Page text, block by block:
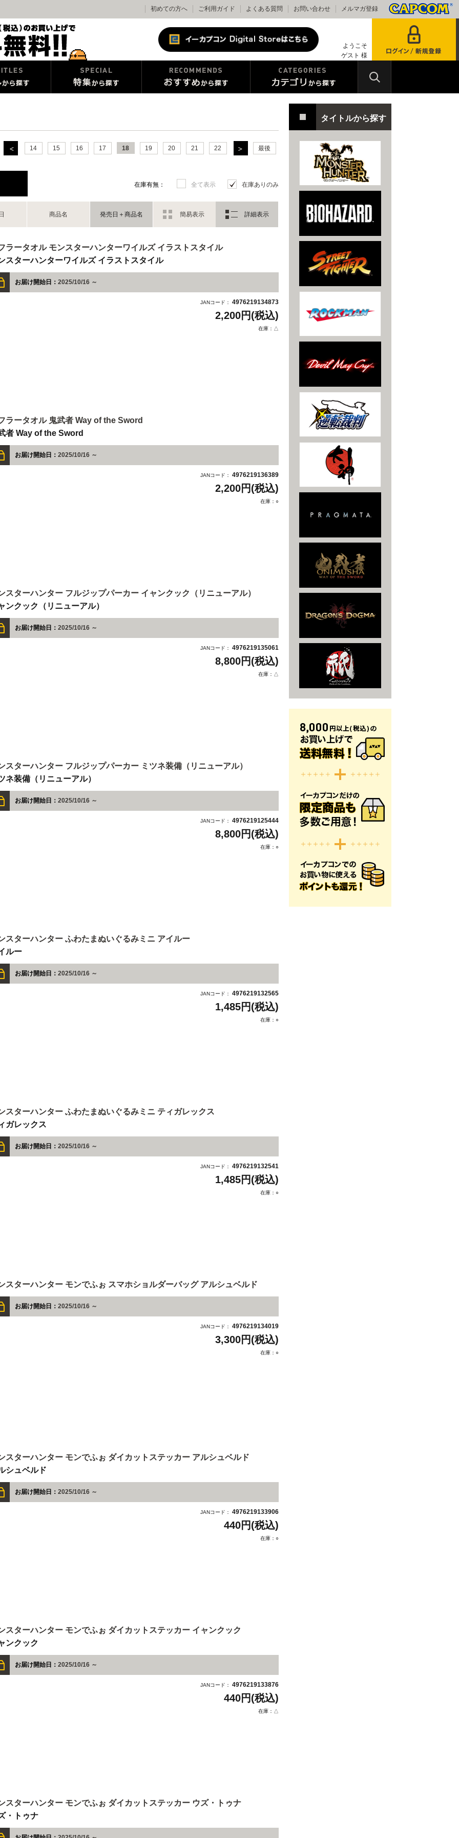
初めての方へ ご利用ガイド よくある質問 お問い合わせ メルマガ登録
ようこそ
ゲスト 様
14 15 16 17 18 19 20 21 22 最後
在庫有無： 全て表示 在庫ありのみ
商品名 発売日＋商品名 簡易表示 詳細表示
ラータオル モンスターハンターワイルズ イラストスタイル
スターハンターワイルズ イラストスタイル
お届け開始日： 2025/10/16 ～
JANコード： 4976219134873
2,200円(税込)
在庫：△
ラータオル 鬼武者 Way of the Sword
者 Way of the Sword
お届け開始日： 2025/10/16 ～
JANコード： 4976219136389
2,200円(税込)
在庫：○
スターハンター フルジップパーカー イャンクック（リニューアル）
ンクック（リニューアル）
お届け開始日： 2025/10/16 ～
JANコード： 4976219135061
8,800円(税込)
在庫：△
スターハンター フルジップパーカー ミツネ装備（リニューアル）
ネ装備（リニューアル）
お届け開始日： 2025/10/16 ～
JANコード： 4976219125444
8,800円(税込)
在庫：○
スターハンター ふわたまぬいぐるみミニ アイルー
ルー
お届け開始日： 2025/10/16 ～
JANコード： 4976219132565
1,485円(税込)
在庫：○
スターハンター ふわたまぬいぐるみミニ ティガレックス
ガレックス
お届け開始日： 2025/10/16 ～
JANコード： 4976219132541
1,485円(税込)
在庫：○
スターハンター モンでふぉ スマホショルダーバッグ アルシュベルド
お届け開始日： 2025/10/16 ～
JANコード： 4976219134019
3,300円(税込)
在庫：○
スターハンター モンでふぉ ダイカットステッカー アルシュベルド
シュベルド
お届け開始日： 2025/10/16 ～
JANコード： 4976219133906
440円(税込)
在庫：○
スターハンター モンでふぉ ダイカットステッカー イャンクック
ンクック
お届け開始日： 2025/10/16 ～
JANコード： 4976219133876
440円(税込)
在庫：△
スターハンター モンでふぉ ダイカットステッカー ウズ・トゥナ
・トゥナ
タイトルから探す